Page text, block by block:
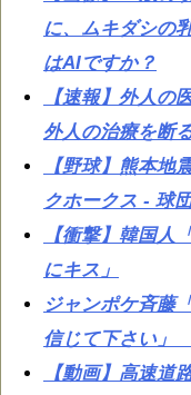
に、ムキダシの
はAIですか？
【速報】外人の
外人の治療を断
【野球】熊本地
クホークス - 球
【衝撃】韓国人
にキス」
ジャンポケ斉藤
信じて下さい」
【動画】高速道